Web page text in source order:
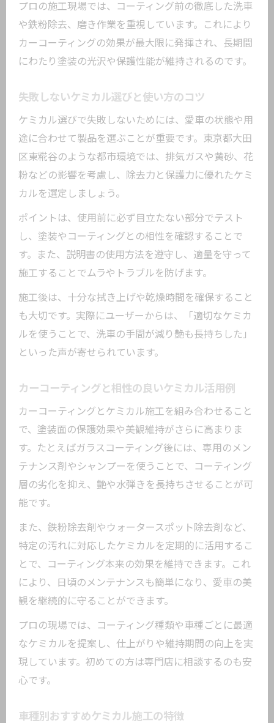
プロの施工現場では、コーティング前の徹底した洗車
や鉄粉除去、磨き作業を重視しています。これにより
カーコーティングの効果が最大限に発揮され、長期間
にわたり塗装の光沢や保護性能が維持されるのです。
失敗しないケミカル選びと使い方のコツ
ケミカル選びで失敗しないためには、愛車の状態や用
途に合わせて製品を選ぶことが重要です。東京都大田
区東糀谷のような都市環境では、排気ガスや黄砂、花
粉などの影響を考慮し、除去力と保護力に優れたケミ
カルを選定しましょう。
ポイントは、使用前に必ず目立たない部分でテスト
し、塗装やコーティングとの相性を確認することで
す。また、説明書の使用方法を遵守し、適量を守って
施工することでムラやトラブルを防げます。
施工後は、十分な拭き上げや乾燥時間を確保すること
も大切です。実際にユーザーからは、「適切なケミカ
ルを使うことで、洗車の手間が減り艶も長持ちした」
といった声が寄せられています。
カーコーティングと相性の良いケミカル活用例
カーコーティングとケミカル施工を組み合わせること
で、塗装面の保護効果や美観維持がさらに高まりま
す。たとえばガラスコーティング後には、専用のメン
テナンス剤やシャンプーを使うことで、コーティング
層の劣化を抑え、艶や水弾きを長持ちさせることが可
能です。
また、鉄粉除去剤やウォータースポット除去剤など、
特定の汚れに対応したケミカルを定期的に活用するこ
とで、コーティング本来の効果を維持できます。これ
により、日頃のメンテナンスも簡単になり、愛車の美
観を継続的に守ることができます。
プロの現場では、コーティング種類や車種ごとに最適
なケミカルを提案し、仕上がりや維持期間の向上を実
現しています。初めての方は専門店に相談するのも安
心です。
車種別おすすめケミカル施工の特徴